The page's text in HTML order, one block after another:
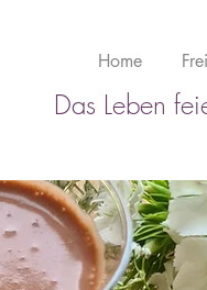
Home
Das Leben